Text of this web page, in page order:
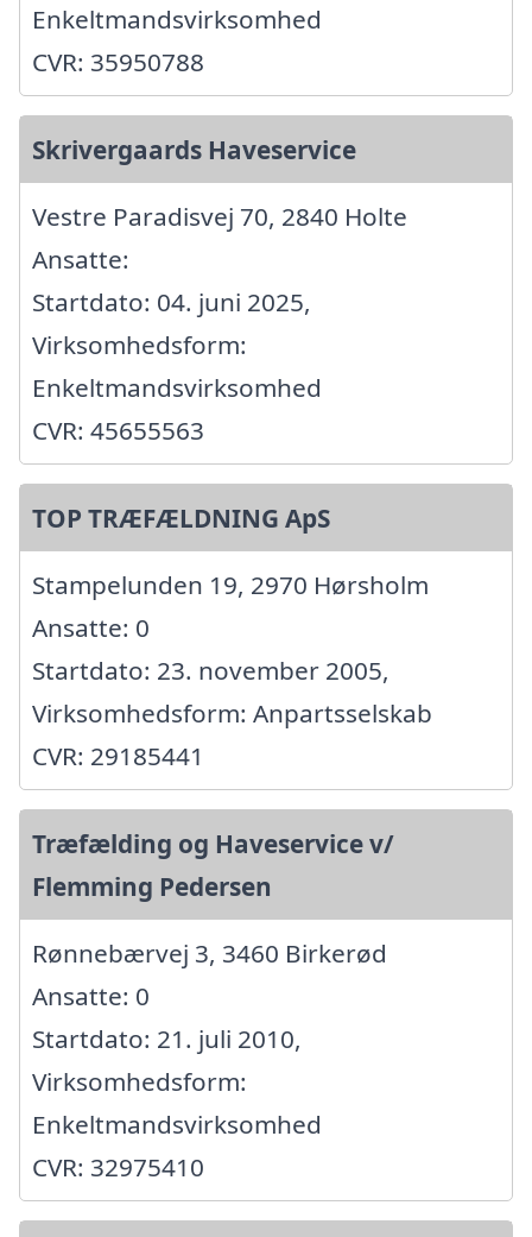
Enkeltmandsvirksomhed
CVR: 35950788
Skrivergaards Haveservice
Vestre Paradisvej 70, 2840 Holte
Ansatte:
Startdato: 04. juni 2025,
Virksomhedsform:
Enkeltmandsvirksomhed
CVR: 45655563
TOP TRÆFÆLDNING ApS
Stampelunden 19, 2970 Hørsholm
Ansatte: 0
Startdato: 23. november 2005,
Virksomhedsform: Anpartsselskab
CVR: 29185441
Træfælding og Haveservice v/
Flemming Pedersen
Rønnebærvej 3, 3460 Birkerød
Ansatte: 0
Startdato: 21. juli 2010,
Virksomhedsform:
Enkeltmandsvirksomhed
CVR: 32975410